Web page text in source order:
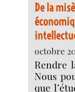
De la
octobre
Rendre
Nous
que